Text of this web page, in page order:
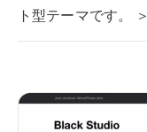
ト型テーマです。 ＞